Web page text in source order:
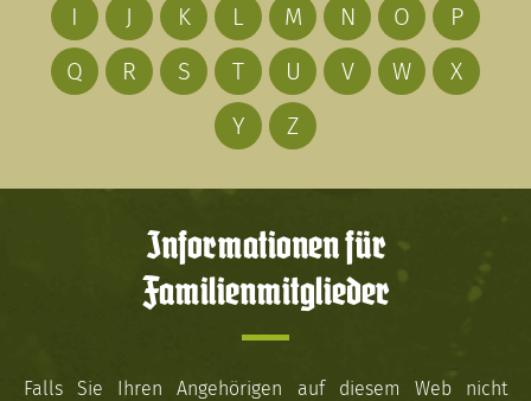
I
J K L M N O
P
Q
R S T U V W
X
Y
Z
Informationen für
Familienmitglieder
Falls Sie Ihren Angehörigen auf diesem Web nicht